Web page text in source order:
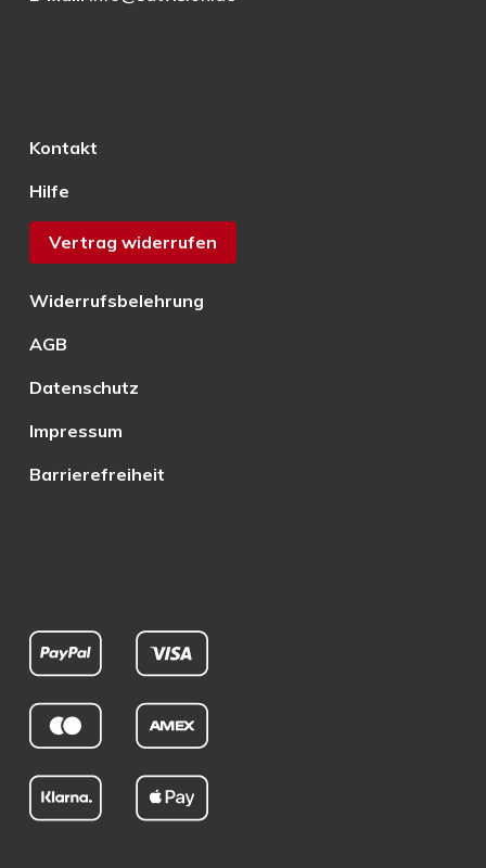
Kontakt
Hilfe
Vertrag widerrufen
Widerrufsbelehrung
AGB
Datenschutz
Impressum
Barrierefreiheit